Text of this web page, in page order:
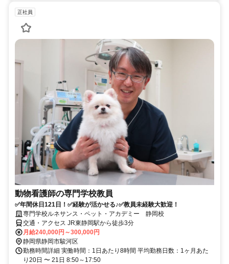
正社員
動物看護師の専門学校教員
✅年間休日121日！✅経験が活かせる♪✅教員未経験大歓迎！
専門学校ルネサンス・ペット・アカデミー 静岡校
交通・アクセス JR東静岡駅から徒歩3分
月給240,000円～300,000円
静岡県静岡市駿河区
勤務時間詳細 実働時間：1日あたり8時間 平均勤務日数：1ヶ月あた
り20日 〜 21日 8:50～17:50